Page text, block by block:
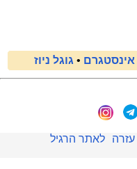
אינסטגרם • גוגל ניוז
עזרה
לאתר הרגיל